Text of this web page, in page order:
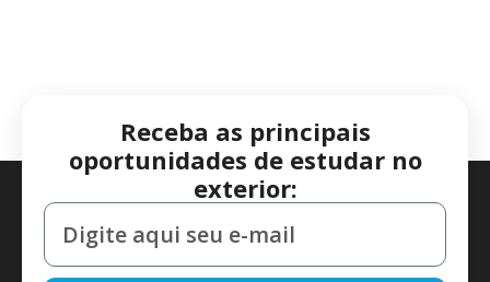
Receba as principais
oportunidades de estudar no
exterior: